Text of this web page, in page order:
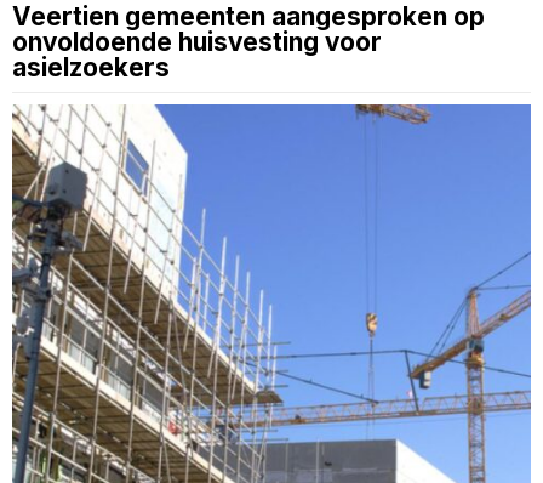
Veertien gemeenten aangesproken op
onvoldoende huisvesting voor
asielzoekers